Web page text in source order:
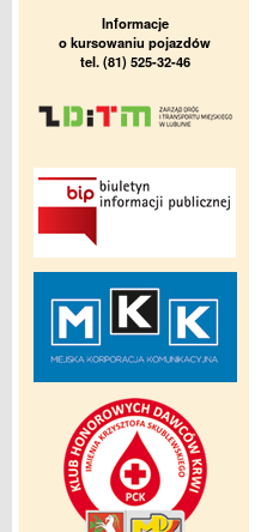
Informacje
o kursowaniu pojazdów
tel. (81) 525-32-46